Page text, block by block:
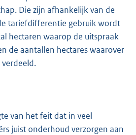
Die zijn afhankelijk van de
tariefdifferentie gebruik wordt
hectaren waarop de uitspraak
de aantallen hectares waarover
van het feit dat in veel
juist onderhoud verzorgen aan